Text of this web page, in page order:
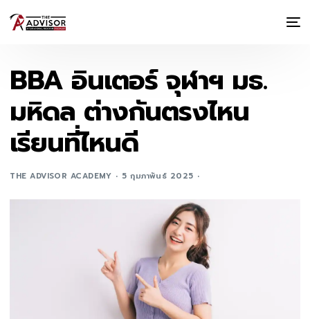
BBA อินเตอร์ จุฬาฯ มธ.
มหิดล ต่างกันตรงไหน
เรียนที่ไหนดี
THE ADVISOR ACADEMY 5 กุมภาพันธ์ 2025